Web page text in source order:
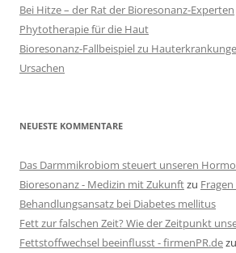
Bei Hitze – der Rat der Bioresonanz-Experten
Phytotherapie für die Haut
Bioresonanz-Fallbeispiel zu
Ursachen
NEUESTE KOMMENTARE
Das Darmmikrobiom steuert unseren
Bioresonanz - Medizin mit Zukunftzu
Behandlungsansatz bei Diabetes mellitus
Fett zur falschen Zeit? Wie der Zeitpunkt
Fettstoffwechsel beeinflusst - firmenPR.dezu